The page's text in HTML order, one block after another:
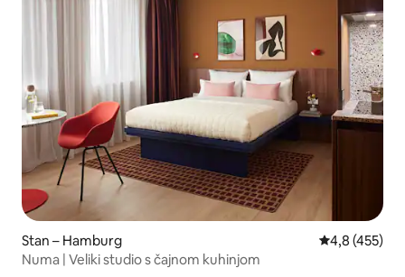
Stan – Hamburg Prosječna
4,8 (455)
Numa | Veliki studio s čajnom kuhinjom